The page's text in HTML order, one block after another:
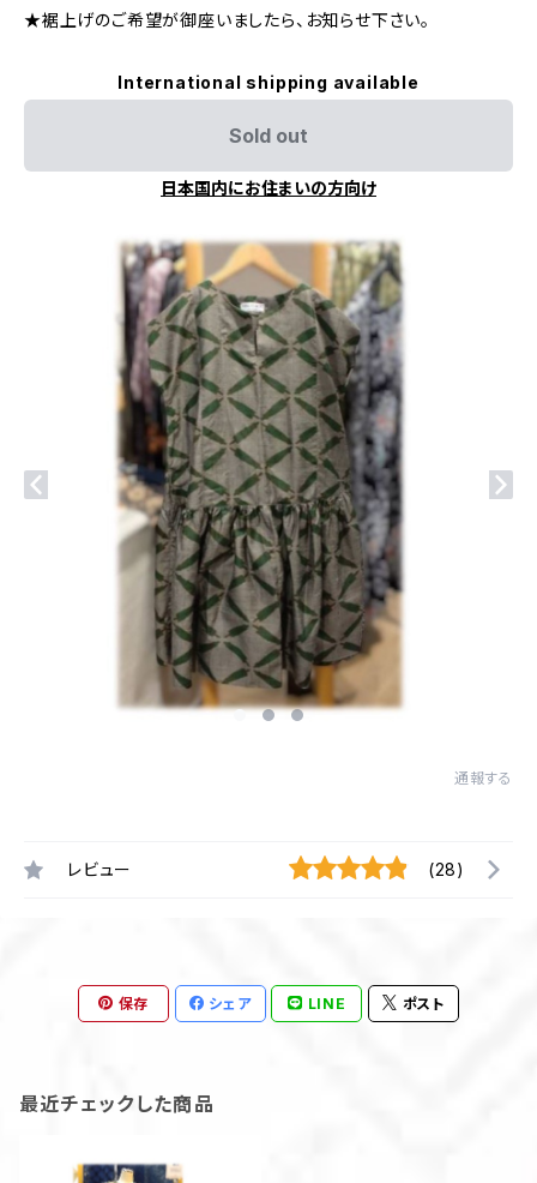
★裾上げのご希望が御座いましたら、お知らせ下さい。
International shipping available
Sold out
日本国内にお住まいの方向け
通報する
レビュー (28)
保存 シェア LINE ポスト
最近チェックした商品